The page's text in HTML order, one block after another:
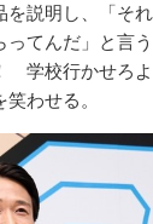
を説明し、「そ
ってんだ」と言
学校行かせろよ
わせる。